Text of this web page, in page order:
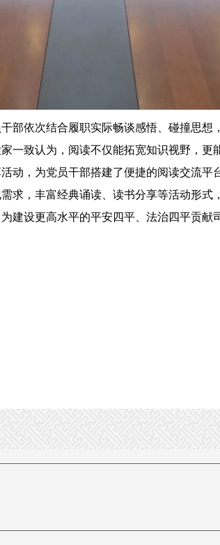
依次结合履职实际畅谈感悟、碰撞思想
一致认为，阅读不仅能拓宽知识视野，
动，为党员干部搭建了便捷的阅读交流
求，丰富经典诵读、读书分享等活动形
建设更高水平的平安四平、法治四平贡献